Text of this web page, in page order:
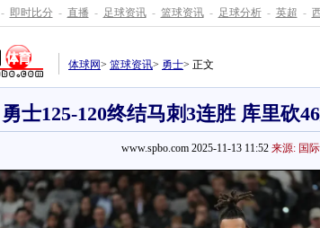
- 即时比分 - 直播 - 足球资讯 - 篮球资讯 - 足球分析 - 英超 -
体球网> 篮球资讯> 勇士> 正文
勇士125-120终结马刺3连胜 库里砍
www.spbo.com 2025-11-13 11:52 来源: 国